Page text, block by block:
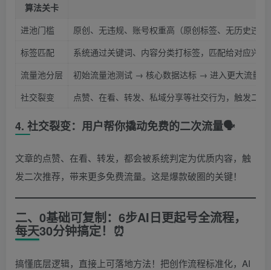
算法关卡
进池门槛
原创、无违规、账号权重高（原创标签、无历史违
标签匹配
系统通过关键词、内容分类打标签，匹配给对应兴
流量池分层
初始流量池测试 → 核心数据达标 → 进入更大流量
社交裂变
点赞、在看、转发、私域分享等社交行为，触发二
4. 社交裂变：用户帮你撬动免费的二次流量🗣️
文章的点赞、在看、转发，都会被系统判定为优质内容，触
发二次推荐，带来更多免费流量。这是爆款破圈的关键！
二、0基础可复制：6步AI日更起号全流程，
每天30分钟搞定！⏰
搞懂底层逻辑，直接上可落地方法！把创作流程标准化，AI